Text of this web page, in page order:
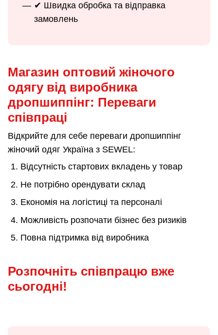
✔ Швидка обробка та відправка
замовлень
Магазин оптовий жіночого
одягу від виробника
дропшиппінг: Переваги
співпраці
Відкрийте для себе переваги дропшиппінг
жіночий одяг Україна з SEWEL:
Відсутність стартових вкладень у товар
Не потрібно орендувати склад
Економія на логістиці та персоналі
Можливість розпочати бізнес без ризиків
Повна підтримка від виробника
Розпочніть співпрацю вже
сьогодні!